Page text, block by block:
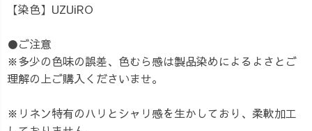
【染色】UZUiRO
●ご注意
※多少の色味の誤差、色むら感は製品染めによるよさとご
理解の上ご購入くださいませ。
※リネン特有のハリとシャリ感を生かしており、柔軟加工